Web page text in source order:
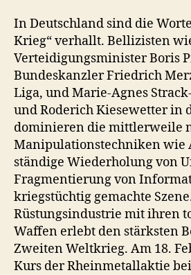
In Deutschland sind die
Krieg“ verhallt. Bellizisten
Verteidigungsminister Boris
Bundeskanzler Friedrich
Liga, und Marie-Agnes
und Roderich Kiesewetter in
dominieren die mittlerweile
Manipulationstechniken wie
ständige Wiederholung von
Fragmentierung von
kriegstüchtig gemachte
Rüstungsindustrie mit ihren
Waffen erlebt den stärksten
Zweiten Weltkrieg. Am 18.
Kurs der Rheinmetallaktie